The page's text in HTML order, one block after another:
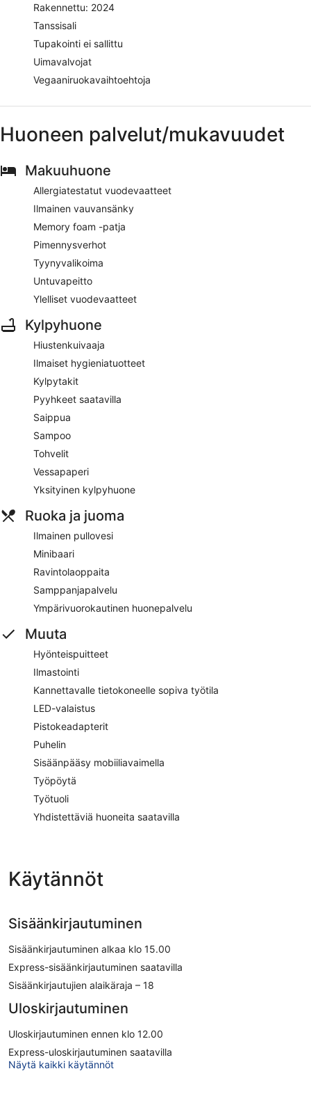
Rakennettu: 2024
Tanssisali
Tupakointi ei sallittu
Uimavalvojat
Vegaaniruokavaihtoehtoja
Huoneen palvelut/mukavuudet
Makuuhuone
Allergiatestatut vuodevaatteet
Ilmainen vauvansänky
Memory foam -patja
Pimennysverhot
Tyynyvalikoima
Untuvapeitto
Ylelliset vuodevaatteet
Kylpyhuone
Hiustenkuivaaja
Ilmaiset hygieniatuotteet
Kylpytakit
Pyyhkeet saatavilla
Saippua
Sampoo
Tohvelit
Vessapaperi
Yksityinen kylpyhuone
Ruoka ja juoma
Ilmainen pullovesi
Minibaari
Ravintolaoppaita
Samppanjapalvelu
Ympärivuorokautinen huonepalvelu
Muuta
Hyönteispuitteet
Ilmastointi
Kannettavalle tietokoneelle sopiva työtila
LED-valaistus
Pistokeadapterit
Puhelin
Sisäänpääsy mobiiliavaimella
Työpöytä
Työtuoli
Yhdistettäviä huoneita saatavilla
Käytännöt
Sisäänkirjautuminen
Sisäänkirjautuminen alkaa klo 15.00
Express-sisäänkirjautuminen saatavilla
Sisäänkirjautujien alaikäraja – 18
Uloskirjautuminen
Uloskirjautuminen ennen klo 12.00
Express-uloskirjautuminen saatavilla
Näytä kaikki käytännöt